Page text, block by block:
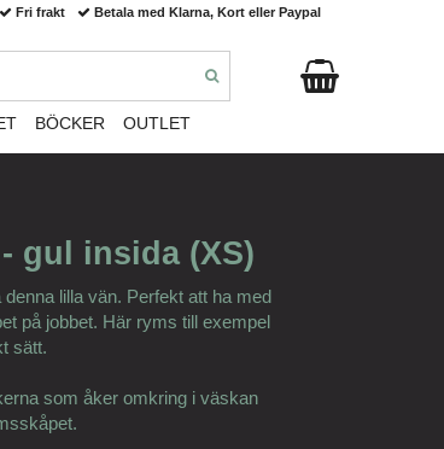
gul insida (XS)
lilla vän. Perfekt att ha med
på jobbet. Här ryms till exempel
sätt.
som åker omkring i väskan
Fri frakt Betala med Klarna, Kort eller Paypal
BÖCKER OUTLET